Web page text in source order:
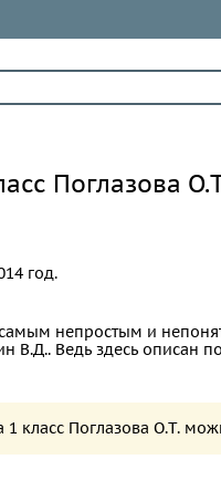
Поглазова
год.
непростым и
В.Д.. Ведь здесь описан
класс Поглазова О.Т.